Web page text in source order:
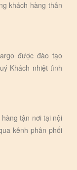
khách hàng thân
được đào tạo
Khách nhiệt tình
tận nơi tại nội
kênh phân phối